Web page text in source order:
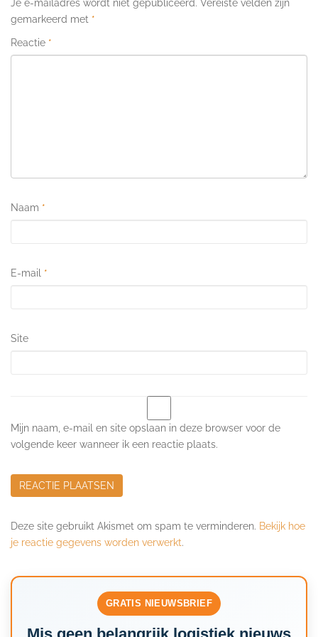
Je e-mailadres wordt niet gepubliceerd. Vereiste velden zijn
gemarkeerd met *
Reactie *
Naam *
E-mail *
Site
Mijn naam, e-mail en site opslaan in deze browser voor de
volgende keer wanneer ik een reactie plaats.
Deze site gebruikt Akismet om spam te verminderen. Bekijk hoe
je reactie gegevens worden verwerkt.
GRATIS NIEUWSBRIEF